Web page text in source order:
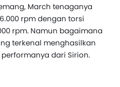
March tenaganya
rpm dengan torsi
rpm. Namun bagaimana
terkenal menghasilkan
dari Sirion.